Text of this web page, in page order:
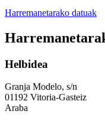
Harremanetarako datuak
Helbidea
Granja Modelo, s/n
01192 Vitoria-Gasteiz
Araba